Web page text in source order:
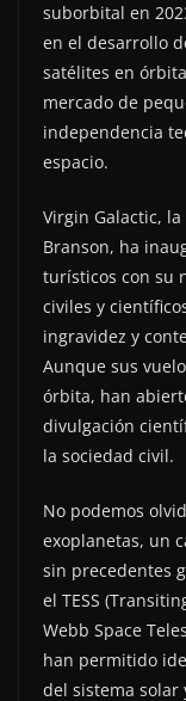
suborbital en
en el desarrollo
satélites en
mercado de
independencia
espacio.
Virgin Galactic,
Branson, ha
turísticos con su
civiles y
ingravidez y
Aunque sus
órbita, han
divulgación
la sociedad civil.
No podemos
exoplanetas, un
sin precedentes
el TESS
Webb Space
han permitido
del sistema solar